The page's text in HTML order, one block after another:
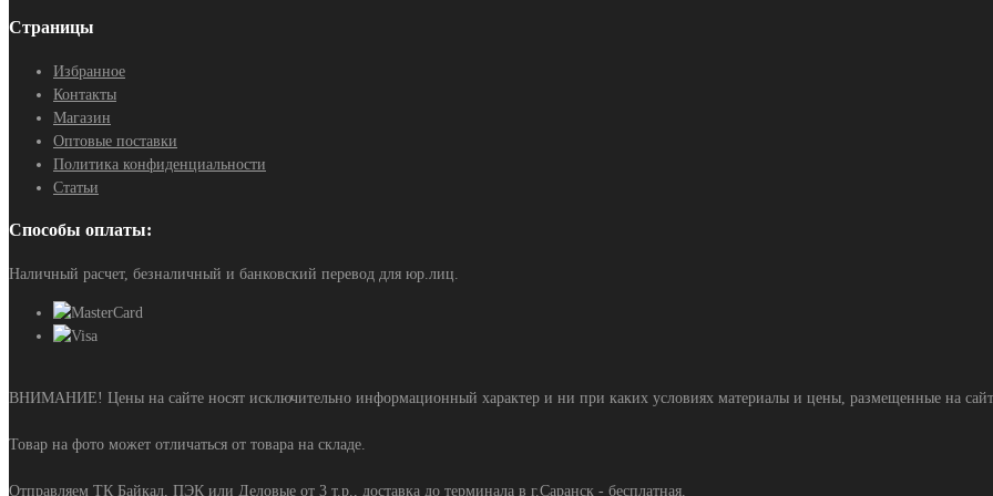
Страницы
Избранное
Контакты
Магазин
Оптовые поставки
Политика конфиденциальности
Статьи
Способы оплаты:
Наличный расчет, безналичный и банковский перевод для юр.лиц.
ВНИМАНИЕ! Цены на сайте носят исключительно информационный характер и ни при каких условиях материалы и цены, размещенные на
Товар на фото может отличаться от товара на складе.
Отправляем ТК Байкал, ПЭК или Деловые от 3 т.р., доставка до терминала в г.Саранск - бесплатная.